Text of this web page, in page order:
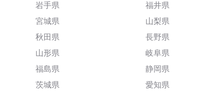
岩手県
宮城県
秋田県
山形県
福島県
茨城県
福井県
山梨県
長野県
岐阜県
静岡県
愛知県